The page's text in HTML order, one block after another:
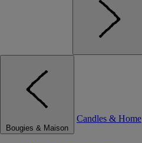
Bougies & Maison
Candles & Home